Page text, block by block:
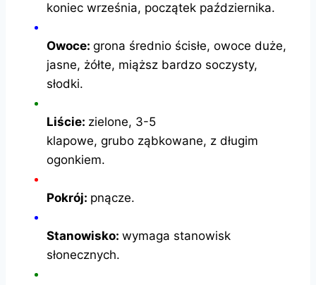
koniec września, początek października.
Owoce: grona średnio ścisłe, owoce duże,
jasne, żółte, miąższ bardzo soczysty,
słodki.
Liście: zielone, 3-5
klapowe, grubo ząbkowane, z długim
ogonkiem.
Pokrój: pnącze.
Stanowisko: wymaga stanowisk
słonecznych.